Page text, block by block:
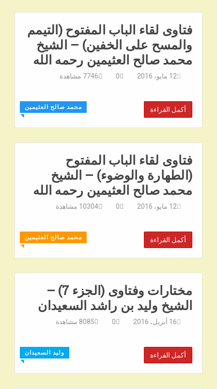
فتاوى لقاء الباب المفتوح (التيمم
والمسح على الخفين) – الشيخ
محمد صالح العثيمين رحمه الله
12 مايو، 2016 0
7746 مشاهدة
محمد صالح العثيمين
◥
أكمل القراءة
فتاوى لقاء الباب المفتوح
(الطهارة والوضوء) – الشيخ
محمد صالح العثيمين رحمه الله
12 مايو، 2016 0
10304 مشاهدة
محمد صالح العثيمين
◥
أكمل القراءة
مختارات وفتاوى (الجزء 7) –
الشيخ وليد بن راشد السعيدان
16 أبريل، 2016 0
8085 مشاهدة
وليد السعيدان
◥
أكمل القراءة